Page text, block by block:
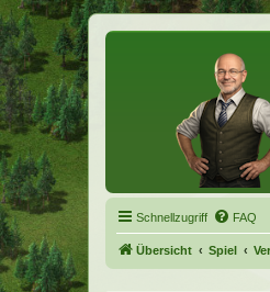
Schnellzugriff FAQ
Übersicht Spiel